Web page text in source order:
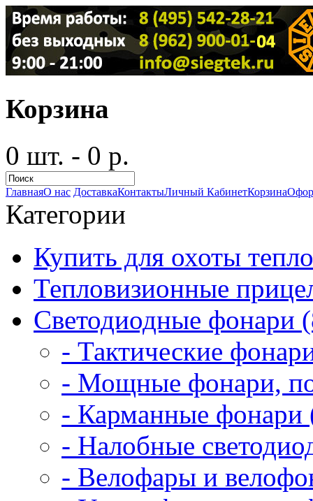
Корзина
0 шт. - 0 р.
ГлавнаяО нас ДоставкаКонтактыЛичный КабинетКорзина
Категории
Купить для охоты
Тепловизионные
Светодиодные фонари
- Тактические
- Мощные фонари,
- Карманные фонари
- Налобные
- Велофары и